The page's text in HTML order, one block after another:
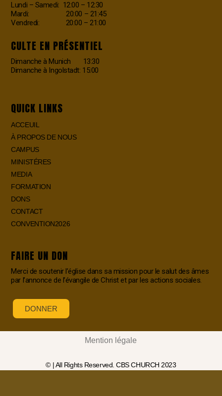
Lundi – Samedi: 12:00 – 12:30
Mardi: 20:00 – 21:45
Vendredi: 20:00 – 21:00
CULTE EN PRÉSENTIEL
Dimanche à Munich 13:30
Dimanche à Ingolstadt: 15:00
QUICK LINKS
ACCEUIL
À PROPOS DE NOUS
CAMPUS
MINISTÉRES
MEDIA
FORMATION
DONS
CONTACT
CONVENTION2026
FAIRE UN DON
Merci de soutenir l’église dans sa mission pour le salut des âmes
par l’annonce de l’évangile de Christ et par les actions sociales.
DONNER
Mention légale
© | All Rights Reserved. CBS CHURCH 2023